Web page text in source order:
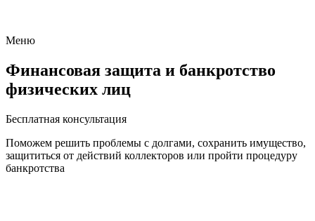
Меню
Финансовая защита и банкротство
физических лиц
Бесплатная консультация
Поможем решить проблемы с долгами, сохранить имущество,
защититься от действий коллекторов или пройти процедуру
банкротства